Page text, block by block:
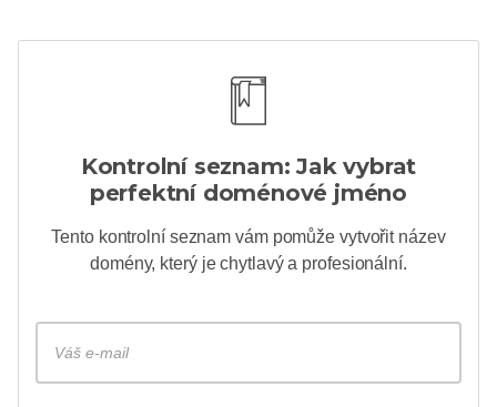
Kontrolní seznam: Jak vybrat
perfektní doménové jméno
Tento kontrolní seznam vám pomůže vytvořit název
domény, který je chytlavý a profesionální.